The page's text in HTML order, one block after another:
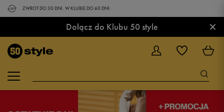
ZWROT DO 30 DNI. W KLUBIE DO 60 DNI.
Dołącz do Klubu 50 style ×